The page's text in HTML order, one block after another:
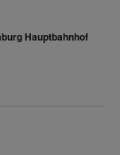
Hauptbahnhof